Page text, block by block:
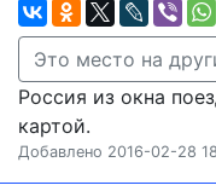
Это место на
Россия из окна
картой.
Добавлено 2016-02-28